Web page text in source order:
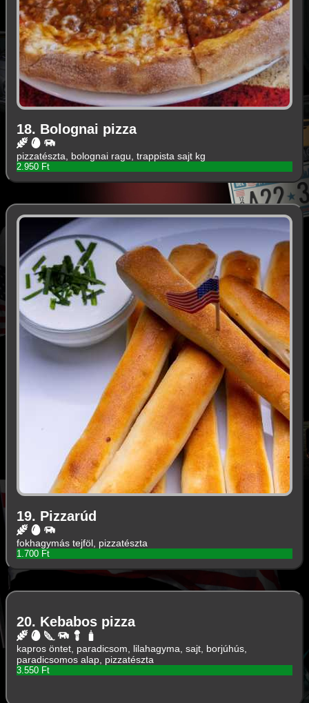
18. Bolognai pizza
pizzatészta, bolognai ragu, trappista sajt kg
2.950 Ft
19. Pizzarúd
fokhagymás tejföl, pizzatészta
1.700 Ft
20. Kebabos pizza
kapros öntet, paradicsom, lilahagyma, sajt, borjúhús,
paradicsomos alap, pizzatészta
3.550 Ft